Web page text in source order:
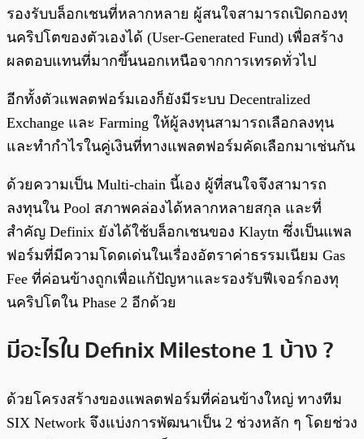
รองรับบล็อกเชนที่หลากหลาย ผู้สนใจสามารถเปิดกองทุ
นคริปโตของตัวเองได้ (User-Generated Fund) เพื่อสร้าง
ผลตอบแทนที่มากขึ้นนอกเหนือจากการเทรดทั่วไป
อีกทั้งตัวแพลตฟอร์มเองก็ยังมีระบบ Decentralized
Exchange และ Farming ให้ผู้ลงทุนสามารถเลือกลงทุน
และทำกำไรในคู่เงินที่ทางแพลตฟอร์มคัดเลือกมาเช่นกัน
ด้วยความเป็น Multi-chain นี้เอง ผู้ที่สนใจจึงสามารถ
ลงทุนใน Pool สภาพคล่องได้หลากหลายสกุล และที่
สำคัญ Definix ยังได้ใช้บล็อกเชนของ Klaytn ซึ่งเป็นแพล
ฟอร์มที่มีความโดดเด่นในเรื่องอัตราค่าธรรมเนียม Gas
Fee ที่ค่อนข้างถูกเพื่อแก้ปัญหาและรองรับฟีเจอร์กองทุ
นคริปโตใน Phase 2 อีกด้วย
มีอะไรใน Definix Milestone 1 บ้าง ?
ด้วยโครงสร้างของแพลตฟอร์มที่ค่อนข้างใหญ่ ทางทีม
SIX Network จึงแบ่งการพัฒนาเป็น 2 ช่วงหลัก ๆ โดยช่วง